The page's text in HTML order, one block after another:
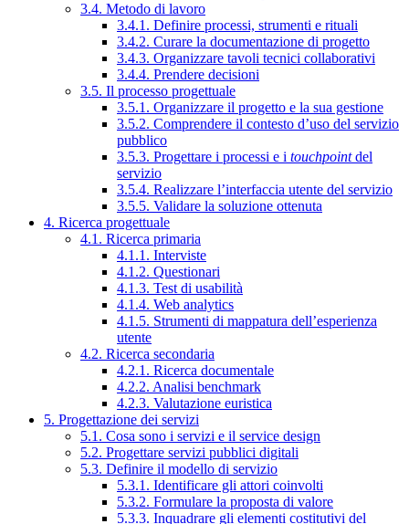
3.4. Metodo di lavoro
3.4.1. Definire processi, strumenti e rituali
3.4.2. Curare la documentazione di progetto
3.4.3. Organizzare tavoli tecnici collaborativi
3.4.4. Prendere decisioni
3.5. Il processo progettuale
3.5.1. Organizzare il progetto e la sua gestione
3.5.2. Comprendere il contesto d’uso del servizio
pubblico
3.5.3. Progettare i processi e i touchpointdel
servizio
3.5.4. Realizzare l’interfaccia utente del servizio
3.5.5. Validare la soluzione ottenuta
4. Ricerca progettuale
4.1. Ricerca primaria
4.1.1. Interviste
4.1.2. Questionari
4.1.3. Test di usabilità
4.1.4. Web analytics
4.1.5. Strumenti di mappatura dell’esperienza
utente
4.2. Ricerca secondaria
4.2.1. Ricerca documentale
4.2.2. Analisi benchmark
4.2.3. Valutazione euristica
5. Progettazione dei servizi
5.1. Cosa sono i servizi e il service design
5.2. Progettare servizi pubblici digitali
5.3. Definire il modello di servizio
5.3.1. Identificare gli attori coinvolti
5.3.2. Formulare la proposta di valore
5.3.3. Inquadrare gli elementi costitutivi del